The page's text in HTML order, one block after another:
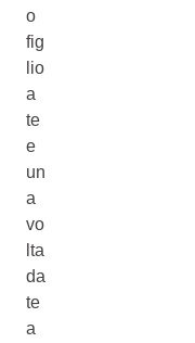
o
fig
lio
a
te
e
un
a
vo
lta
da
te
a